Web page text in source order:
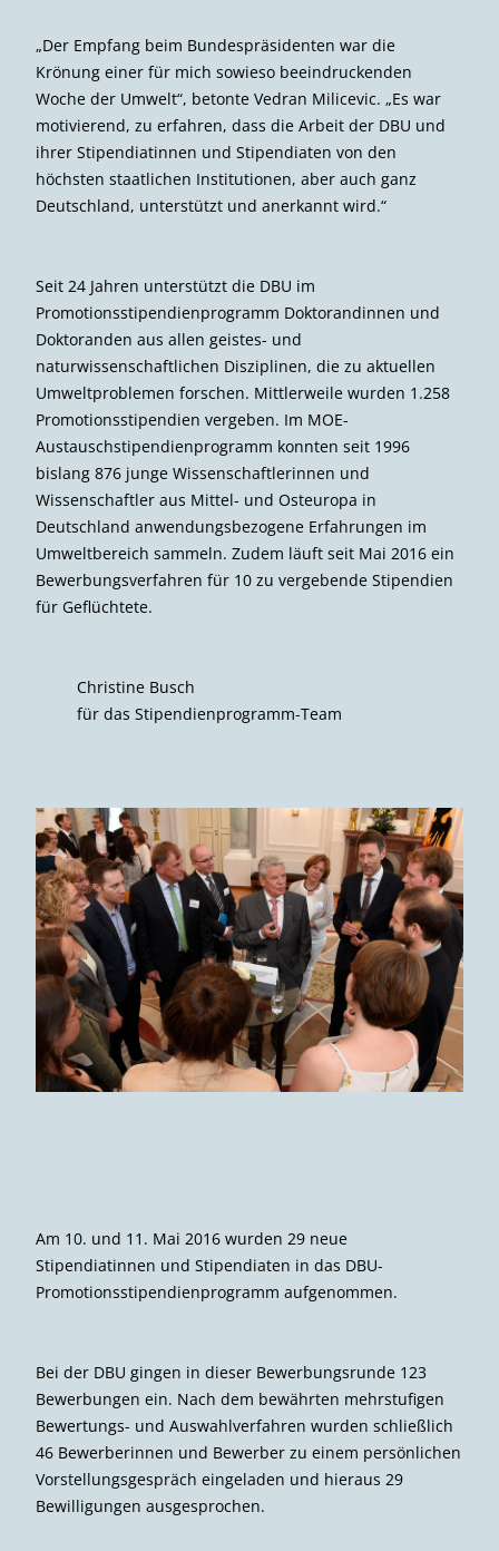
„Der Empfang beim Bundespräsidenten war die
Krönung einer für mich sowieso beeindruckenden
Woche der Umwelt“, betonte Vedran Milicevic. „Es war
motivierend, zu erfahren, dass die Arbeit der DBU und
ihrer Stipendiatinnen und Stipendiaten von den
höchsten staatlichen Institutionen, aber auch ganz
Deutschland, unterstützt und anerkannt wird.“
Seit 24 Jahren unterstützt die DBU im
Promotionsstipendienprogramm Doktorandinnen und
Doktoranden aus allen geistes- und
naturwissenschaftlichen Disziplinen, die zu aktuellen
Umweltproblemen forschen. Mittlerweile wurden 1.258
Promotionsstipendien vergeben. Im MOE-
Austauschstipendienprogramm konnten seit 1996
bislang 876 junge Wissenschaftlerinnen und
Wissenschaftler aus Mittel- und Osteuropa in
Deutschland anwendungsbezogene Erfahrungen im
Umweltbereich sammeln. Zudem läuft seit Mai 2016 ein
Bewerbungsverfahren für 10 zu vergebende Stipendien
für Geflüchtete.
Christine Busch
für das Stipendienprogramm-Team
Am 10. und 11. Mai 2016 wurden 29 neue
Stipendiatinnen und Stipendiaten in das DBU-
Promotionsstipendienprogramm aufgenommen.
Bei der DBU gingen in dieser Bewerbungsrunde 123
Bewerbungen ein. Nach dem bewährten mehrstufigen
Bewertungs- und Auswahlverfahren wurden schließlich
46 Bewerberinnen und Bewerber zu einem persönlichen
Vorstellungsgespräch eingeladen und hieraus 29
Bewilligungen ausgesprochen.